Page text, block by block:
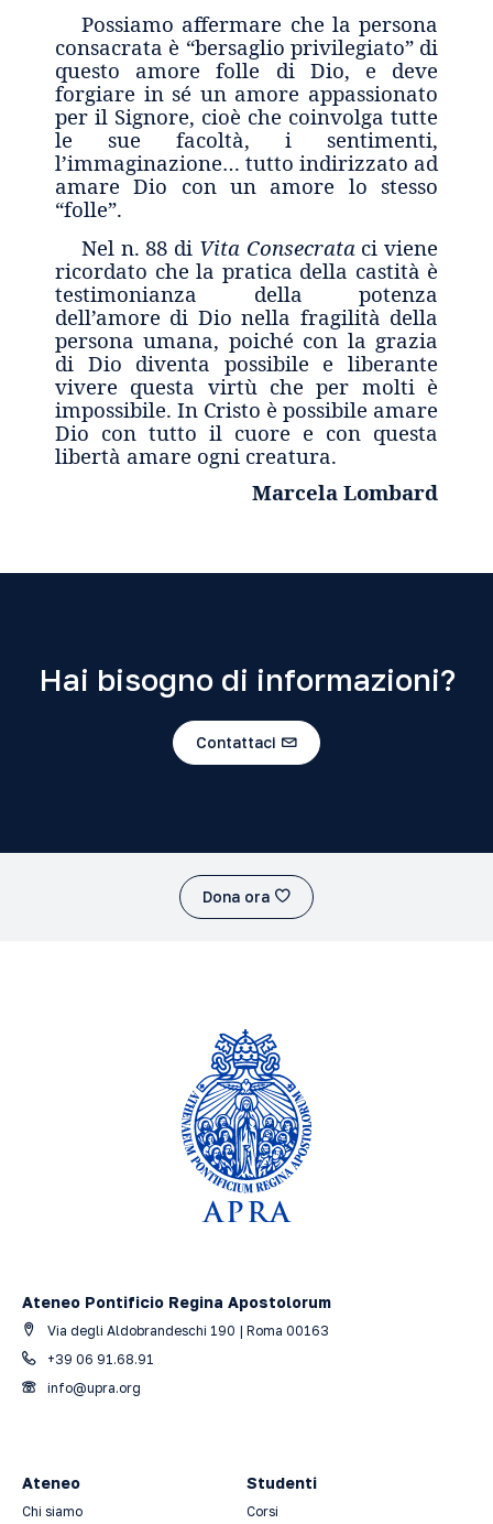
Possiamo affermare che la persona
consacrata è “bersaglio privilegiato” di
questo amore folle di Dio, e deve
forgiare in sé un amore appassionato
per il Signore, cioè che coinvolga tutte
le sue facoltà, i sentimenti,
l’immaginazione… tutto indirizzato ad
amare Dio con un amore lo stesso
“folle”.
Nel n. 88 di Vita Consecrata ci viene
ricordato che la pratica della castità è
testimonianza della potenza
dell’amore di Dio nella fragilità della
persona umana, poiché con la grazia
di Dio diventa possibile e liberante
vivere questa virtù che per molti è
impossibile. In Cristo è possibile amare
Dio con tutto il cuore e con questa
libertà amare ogni creatura.
Marcela Lombard
Hai bisogno di informazioni?
Contattaci
Dona ora
Ateneo Pontificio Regina Apostolorum
Via degli Aldobrandeschi 190 | Roma 00163
+39 06 91.68.91
info@upra.org
Ateneo
Chi siamo
Studenti
Corsi